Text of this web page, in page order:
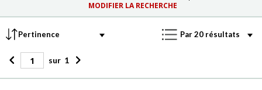
MODIFIER LA RECHERCHE
sur 1